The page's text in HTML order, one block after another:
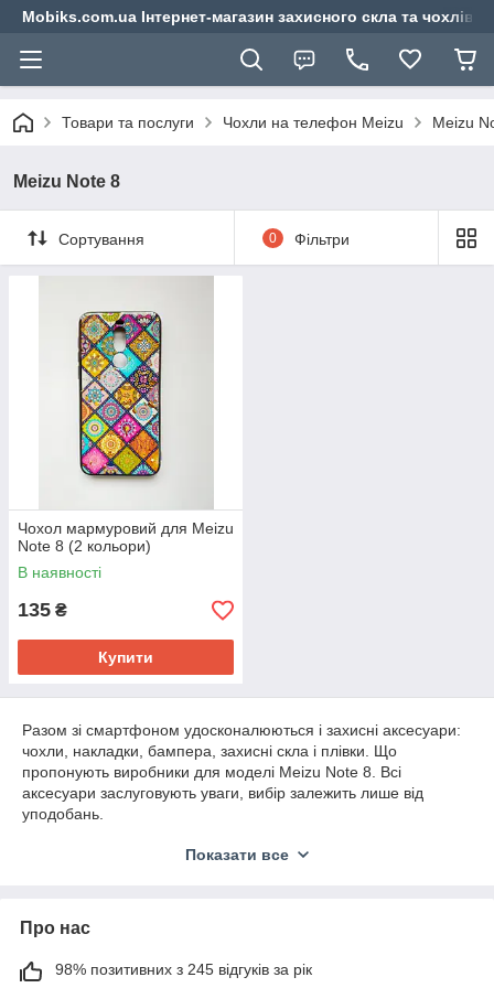
Mobiks.com.ua Інтернет-магазин захисного скла та чохлів
Товари та послуги Чохли на телефон Meizu Meizu
Meizu Note 8
Сортування 0 Фільтри
Чохол мармуровий для Meizu
Note 8 (2 кольори)
В наявності
135 ₴
Купити
Разом зі смартфоном удосконалюються і захисні аксесуари:
чохли, накладки, бампера, захисні скла і плівки. Що
пропонують виробники для моделі Meizu Note 8. Всі
аксесуари заслуговують уваги, вибір залежить лише від
уподобань.
рідним покриттям задньої стінки смартфона. Шорсткий
офіційність, брутальність і потужний захист.
принтом резиновые и силиконовые чехлы подчеркнут
Показати все
Про нас
98% позитивних з 245 відгуків за рік